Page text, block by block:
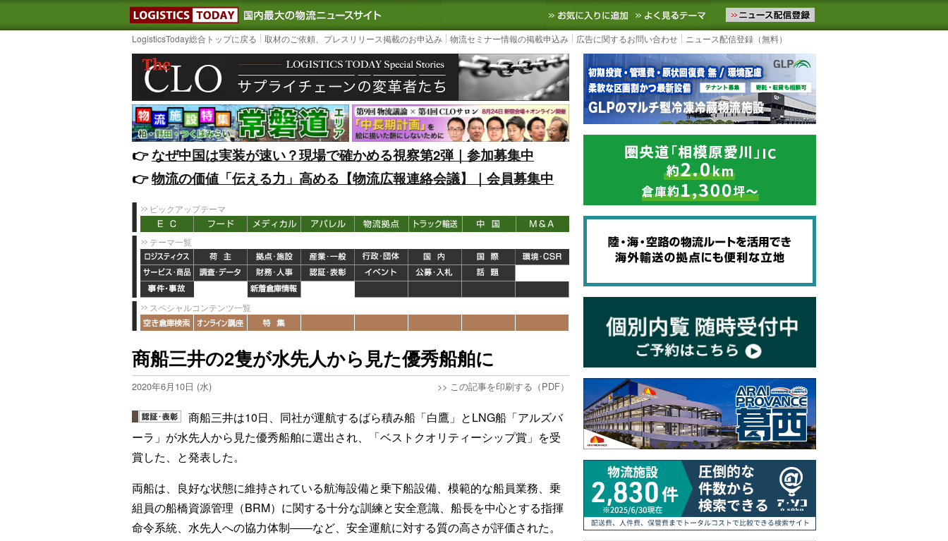
LOGISTICS TODAY｜国内最大の物流ニュースサイト3PL, SCMなど国内外の最新の物流ニュースをお届けします。物流ニュースメール配信を登録す
お気に入りに追加 よく見るテーマ
LogisticsToday総合トップに戻る 取材のご依頼、プレスリリース掲載のお申込み 物流セミナー情報の掲載申込み 広告に関するお問い合わせ ニュース配信登録（無料）
👉️なぜ中国は実装が速い？現場で確かめる視察第2弾｜参加募集中
👉️物流の価値「伝える力」高める【物流広報連絡会議】｜会員募集中
ピックアップテーマ
テーマ一覧
スペシャルコンテンツ一覧
商船三井の2隻が水先人から見た優秀船舶に
2020年6月10日 (水) >> この記事を印刷する（PDF）
商船三井は10日、同社が運航するばら積み船「白鷹」とLNG船「アルズバ
ーラ」が水先人から見た優秀船舶に選出され、「ベストクオリティーシップ賞」を受
賞した、と発表した。
両船は、良好な状態に維持されている航海設備と乗下船設備、模範的な船員業務、乗
組員の船橋資源管理（BRM）に関する十分な訓練と安全意識、船長を中心とする指揮
命令系統、水先人への協力体制――など、安全運航に対する質の高さが評価された。